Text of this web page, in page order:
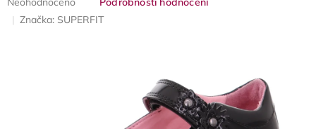
produktu
Značka: SUPERFIT